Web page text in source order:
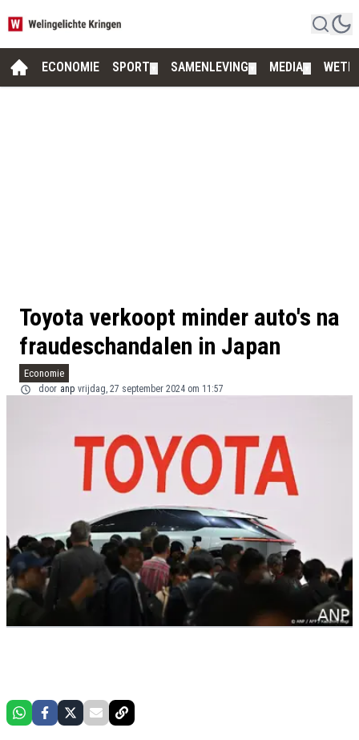
ECONOMIE SPORT SAMENLEVING MEDIA
Toyota verkoopt minder auto's na
fraudeschandalen in Japan
Economie
door anp vrijdag, 27 september 2024 om 11:57